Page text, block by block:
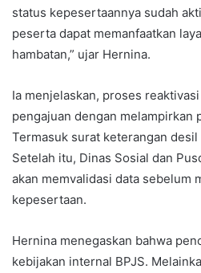
status kepesertaannya sudah
peserta dapat memanfaatkan
hambatan,” ujar Hernina.
Ia menjelaskan, proses
pengajuan dengan melampirkan
Termasuk surat keterangan
Setelah itu, Dinas Sosial dan
akan memvalidasi data sebelum
kepesertaan.
Hernina menegaskan bahwa
kebijakan internal BPJS.